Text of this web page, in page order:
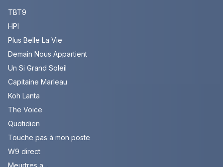
TBT9
HPI
Plus Belle La Vie
Demain Nous Appartient
Un Si Grand Soleil
Capitaine Marleau
Koh Lanta
The Voice
Quotidien
Touche pas à mon poste
W9 direct